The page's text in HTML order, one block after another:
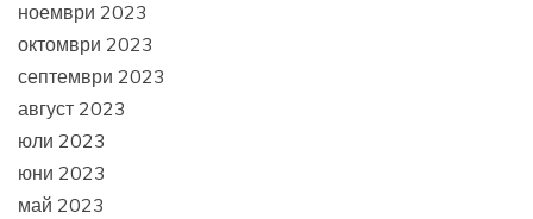
ноември 2023
октомври 2023
септември 2023
август 2023
юли 2023
юни 2023
май 2023